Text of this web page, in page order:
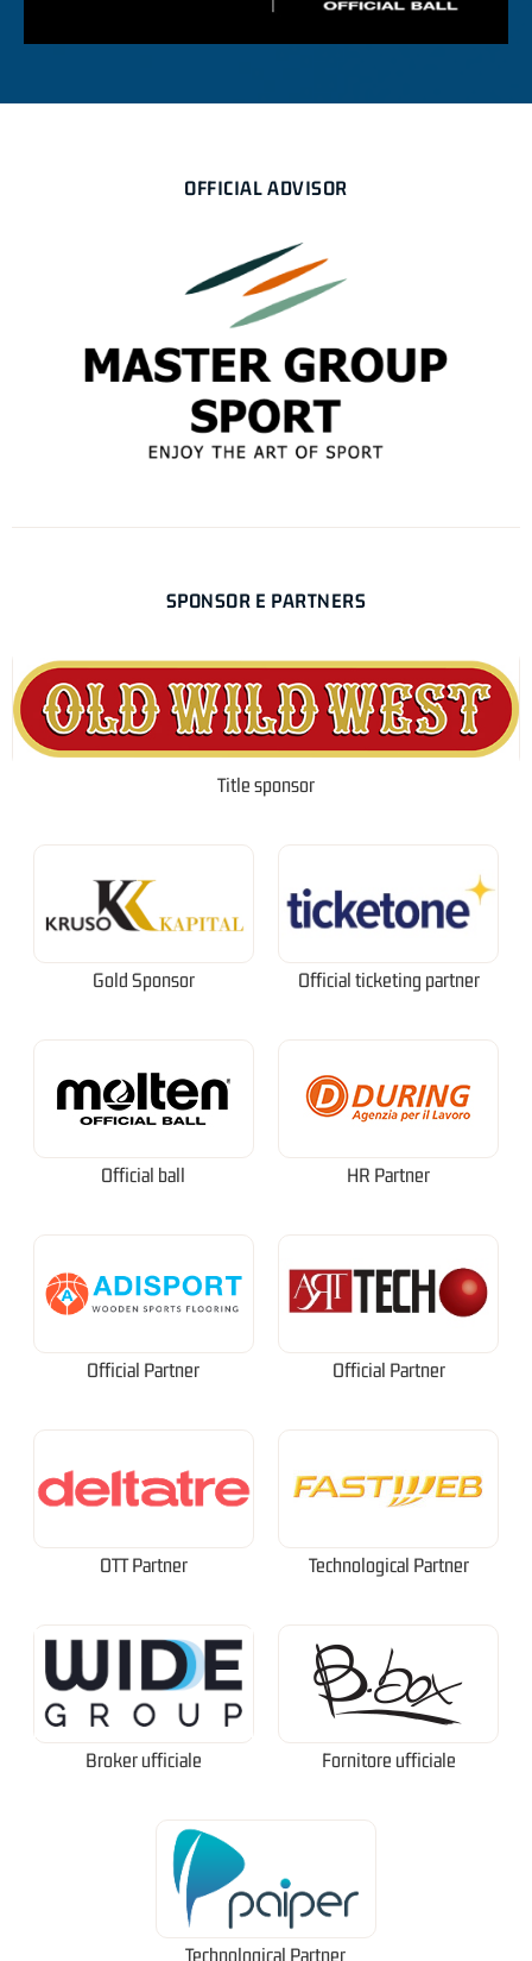
OFFICIAL ADVISOR
SPONSOR E PARTNERS
Title sponsor
Gold Sponsor Official ticketing partner
Official ball HR Partner
Official Partner Official Partner
OTT Partner Technological Partner
Broker ufficiale Fornitore ufficiale
Technological Partner